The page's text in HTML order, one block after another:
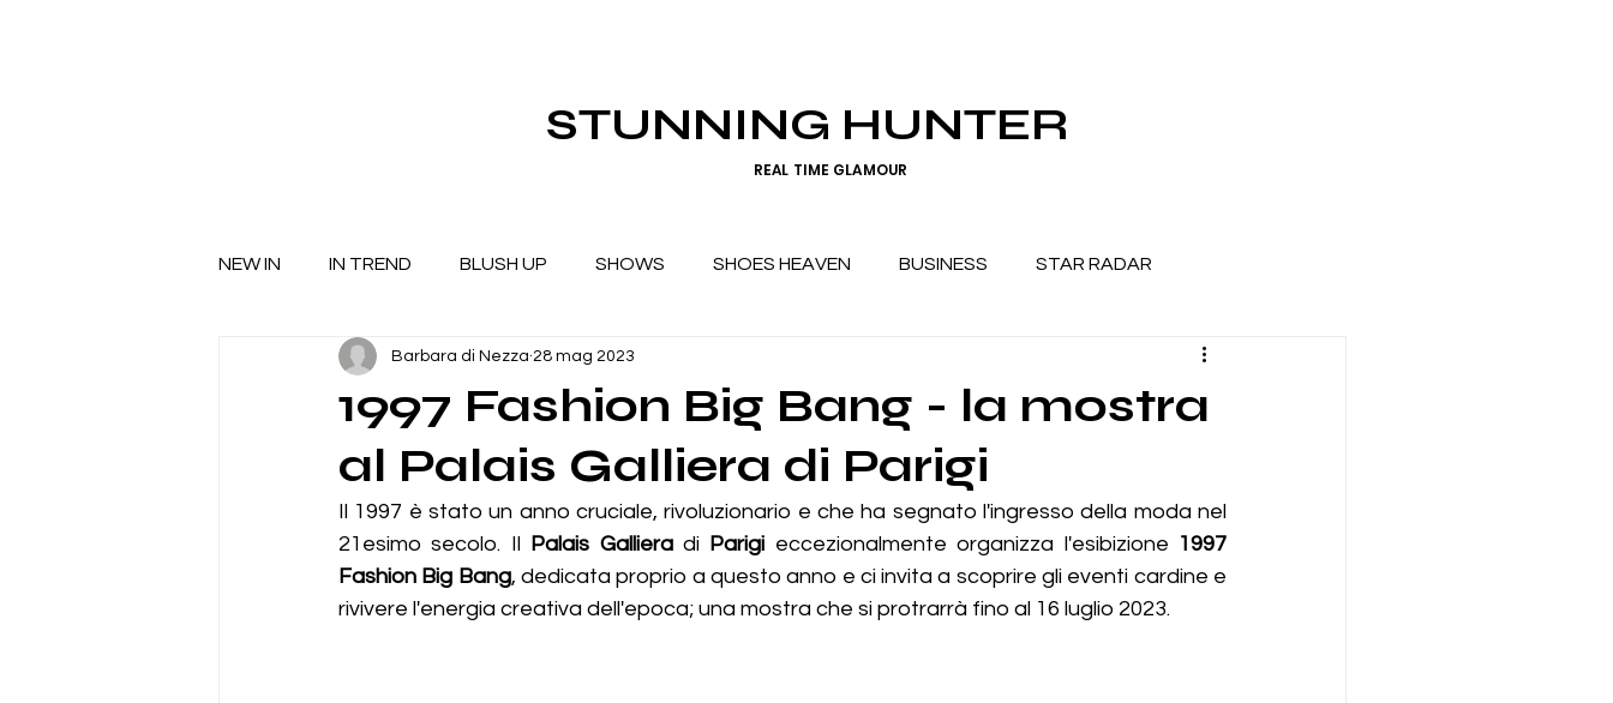
STUNNING HUNTER
REAL TIME GLAMOUR
NEW IN IN TREND BLUSH UP SHOWS SHOES HEAVEN BUSINESS STAR RADAR
1997 Fashion Big Bang - la mostra
al Palais Galliera di Parigi
Barbara di Nezza 28 mag 2023
Il 1997 è stato un anno cruciale, rivoluzionario e che ha segnato l'ingresso della moda nel
21esimo secolo. Il Palais Galliera di Parigi eccezionalmente organizza l'esibizione 1997
Fashion Big Bang, dedicata proprio a questo anno e ci invita a scoprire gli eventi cardine e
rivivere l'energia creativa dell'epoca; una mostra che si protrarrà fino al 16 luglio 2023.